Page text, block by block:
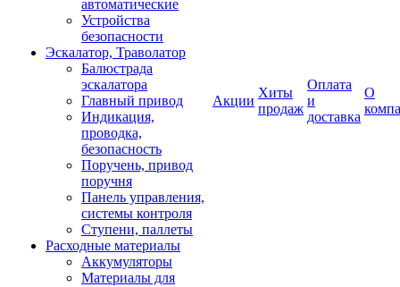
автоматические
Устройства
безопасности
Эскалатор, Траволатор
Балюстрада
эскалатора
Главный привод
Индикация,
проводка,
безопасность
Поручень, привод
поручня
Панель управления,
системы контроля
Ступени, паллеты
Расходные материалы
Аккумуляторы
Материалы для
Акции
Хиты
продаж
Оплата
и
доставка
О